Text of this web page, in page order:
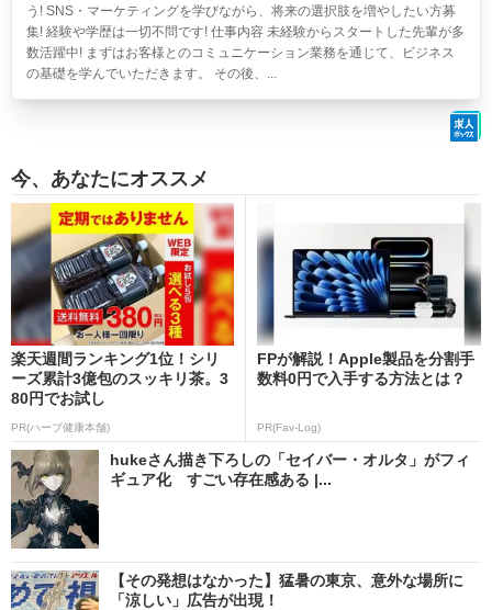
う! SNS・マーケティングを学びながら、将来の選択肢を増やしたい方募
集! 経験や学歴は一切不問です! 仕事内容 未経験からスタートした先輩が多
数活躍中! まずはお客様とのコミュニケーション業務を通じて、ビジネス
の基礎を学んでいただきます。 その後、...
今、あなたにオススメ
楽天週間ランキング1位！シリ
ーズ累計3億包のスッキリ茶。3
80円でお試し
PR(ハーブ健康本舗)
FPが解説！Apple製品を分割手
数料0円で入手する方法とは？
PR(Fav-Log)
hukeさん描き下ろしの「セイバー・オルタ」がフィ
ギュア化 すごい存在感ある |...
【その発想はなかった】猛暑の東京、意外な場所に
「涼しい」広告が出現！